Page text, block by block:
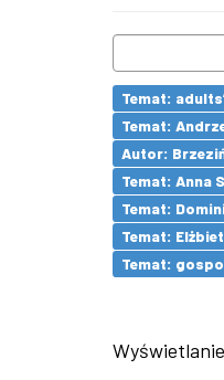
Temat:
Temat:
Autor:
Temat: Anna
Temat:
Temat:
Temat: